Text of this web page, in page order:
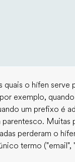
quais o hífen serve
exemplo,
um prefixo é
Muitas
perderam o
termo ("email",